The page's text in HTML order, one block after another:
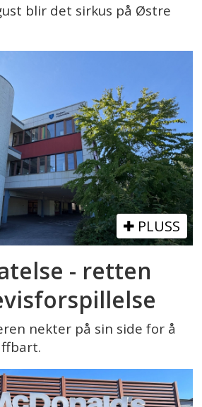
blir det sirkus på Østre
PLUSS
- retten
nekter på sin side for å